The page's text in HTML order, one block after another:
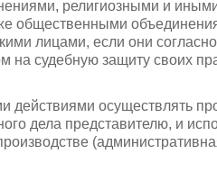
религиозными и
общественными
лицами, если они
на судебную защиту своих
действиями осуществлять
дела представителю, и